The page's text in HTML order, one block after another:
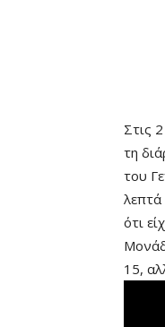
Στις
τη
του
λεπτά
ότι
15,